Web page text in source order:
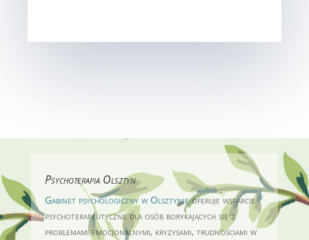
Psychoterapia Olsztyn
Gabinet psychologiczny w Olsztynieoferuje wsparcie
psychoterapeutyczne dla osób borykających się z
problemami emocjonalnymi, kryzysami, trudnościami w